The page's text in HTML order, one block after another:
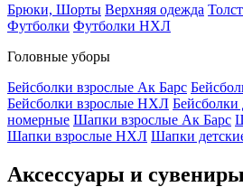
Брюки, Шорты Верхняя одежда
Футболки Футболки НХЛ
Головные уборы
Бейсболки взрослые Ак Барс
Бейсболки взрослые НХЛ
номерные Шапки взрослые Ак Барс
Шапки взрослые НХЛ Шапки
Аксессуары и сувениры